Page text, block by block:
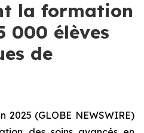
la formation
000 élèves
de
2025 (GLOBE NEWSWIRE)